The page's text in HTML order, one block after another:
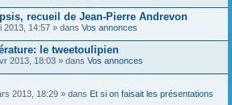
recueil de Jean-Pierre Andrevon
2013, 14:57 » dans Vos annonces
le tweetoulipien
2013, 18:03 » dans Vos annonces
2013, 18:29 » dans Et si on faisait les présentations